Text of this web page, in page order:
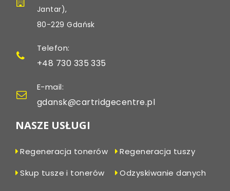
Jantar),
80-229 Gdańsk
Telefon:
+48 730 335 335
E-mail:
gdansk@cartridgecentre.pl
NASZE USŁUGI
Regeneracja tonerów
Regeneracja tuszy
Skup tusze i tonerów
Odzyskiwanie danych